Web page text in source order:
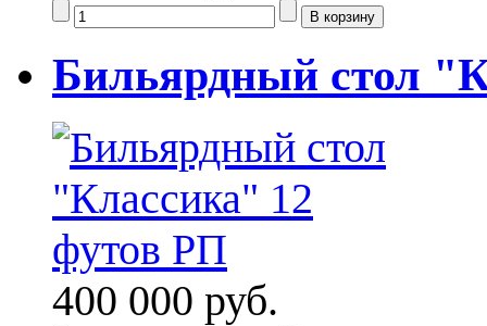
Бильярдный стол
400 000 руб.